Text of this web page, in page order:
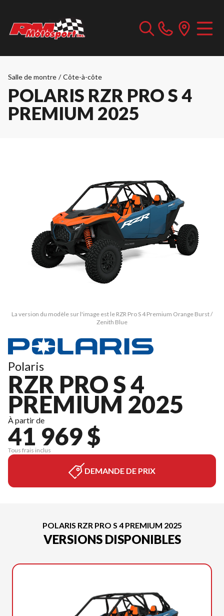
Salle de montre / Côte-à-côte
POLARIS RZR PRO S 4
PREMIUM 2025
La version du modèle sur l'image est le RZR Pro S 4 Premium Orange Burst /
Zenith Blue
Polaris
RZR PRO S 4
PREMIUM 2025
À partir de
41 969 $
Tous frais inclus
DEMANDE DE PRIX
POLARIS RZR PRO S 4 PREMIUM 2025
VERSIONS DISPONIBLES